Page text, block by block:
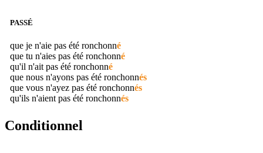
PASSÉ
que je n'aie pas été ronchonné
que tu n'aies pas été ronchonné
qu'il n'ait pas été ronchonné
que nous n'ayons pas été ronchonnés
que vous n'ayez pas été ronchonnés
qu'ils n'aient pas été ronchonnés
Conditionnel